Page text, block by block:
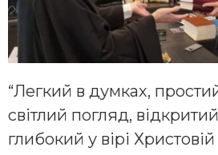
“Легкий в думках,
світлий погляд,
глибокий у вірі